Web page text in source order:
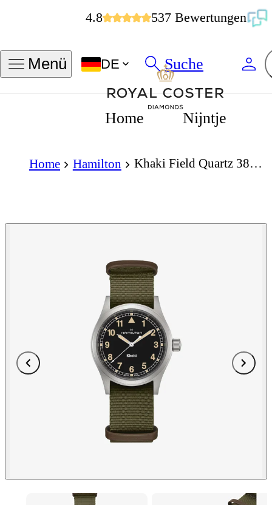
4.8 537 Bewertungen
Menü DE Suche
Home Nijntje
Home Hamilton